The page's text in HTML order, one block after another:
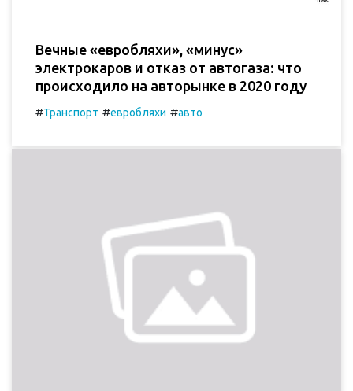
Вечные «евробляхи», «минус»
электрокаров и отказ от автогаза: что
происходило на авторынке в 2020 году
#Транспорт #евробляхи #авто